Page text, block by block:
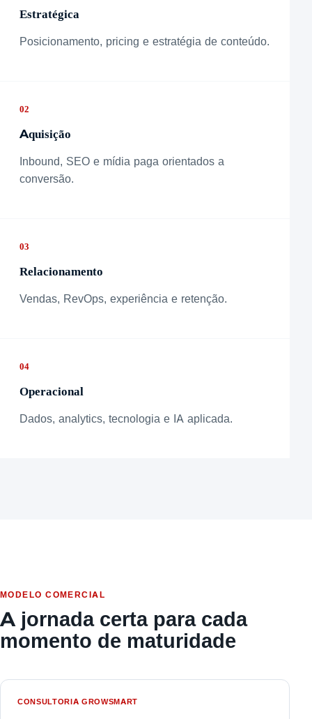
Estratégica
Posicionamento, pricing e estratégia de conteúdo.
02
Aquisição
Inbound, SEO e mídia paga orientados a
conversão.
03
Relacionamento
Vendas, RevOps, experiência e retenção.
04
Operacional
Dados, analytics, tecnologia e IA aplicada.
MODELO COMERCIAL
A jornada certa para cada
momento de maturidade
CONSULTORIA GROWSMART